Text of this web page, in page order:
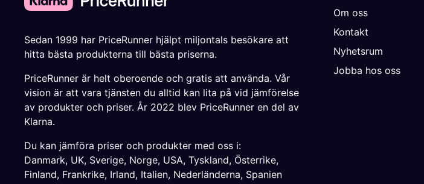
Om oss
Kontakt
Nyhetsrum
Jobba hos oss
Sedan 1999 har PriceRunner hjälpt miljontals besökare att
hitta bästa produkterna till bästa priserna.
PriceRunner är helt oberoende och gratis att använda. Vår
vision är att vara tjänsten du alltid kan lita på vid jämförelse
av produkter och priser. År 2022 blev PriceRunner en del av
Klarna.
Du kan jämföra priser och produkter med oss i:
Danmark, UK, Sverige, Norge, USA, Tyskland, Österrike,
Finland, Frankrike, Irland, Italien, Nederländerna, Spanien